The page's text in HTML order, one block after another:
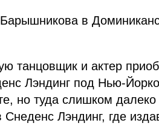
в
танцовщик и актер
Лэндинг под Нью-
но туда слишком
Снеденс Лэндинг, где